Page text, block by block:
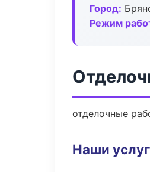
Город:
Режим
отделочные
Наши